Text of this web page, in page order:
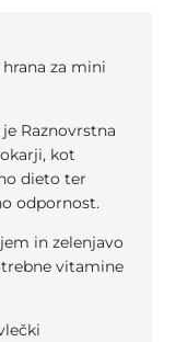
za mini
Raznovrstna
kot
dieto ter
odpornost.
in zelenjavo
vitamine